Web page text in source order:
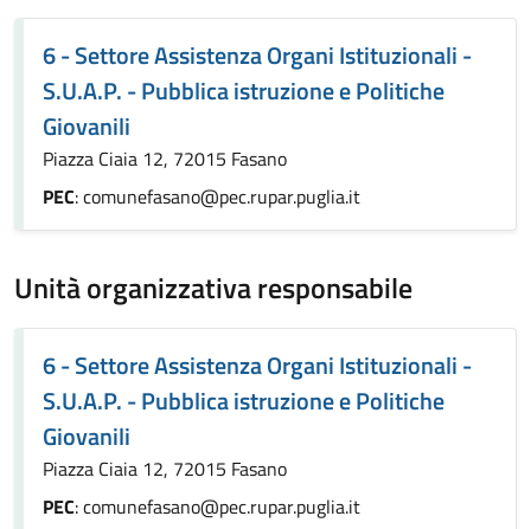
6 - Settore Assistenza Organi Istituzionali -
S.U.A.P. - Pubblica istruzione e Politiche
Giovanili
Piazza Ciaia 12, 72015 Fasano
PEC: comunefasano@pec.rupar.puglia.it
Unità organizzativa responsabile
6 - Settore Assistenza Organi Istituzionali -
S.U.A.P. - Pubblica istruzione e Politiche
Giovanili
Piazza Ciaia 12, 72015 Fasano
PEC: comunefasano@pec.rupar.puglia.it